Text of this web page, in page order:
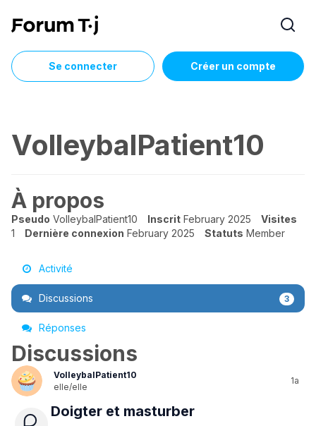
Se connecter Créer un compte
VolleybalPatient10
À propos
Pseudo VolleybalPatient10 Inscrit February 2025
Visites
1
Dernière connexion February 2025 Statuts Member
Activité
Discussions 3
Réponses
Discussions
VolleybalPatient10
elle/elle
1a
Doigter et masturber